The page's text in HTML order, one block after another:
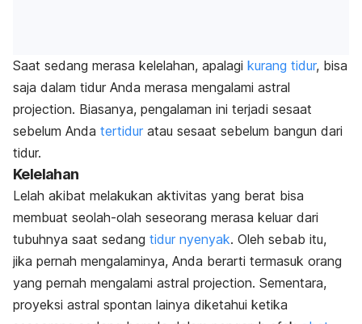
Saat sedang merasa kelelahan, apalagi kurang tidur, bisa
saja dalam tidur Anda merasa mengalami astral
projection. Biasanya, pengalaman ini terjadi sesaat
sebelum Anda tertidur atau sesaat sebelum bangun dari
tidur.
Kelelahan
Lelah akibat melakukan aktivitas yang berat bisa
membuat seolah-olah seseorang merasa keluar dari
tubuhnya saat sedang tidur nyenyak. Oleh sebab itu,
jika pernah mengalaminya, Anda berarti termasuk orang
yang pernah mengalami astral projection. Sementara,
proyeksi astral spontan lainya diketahui ketika